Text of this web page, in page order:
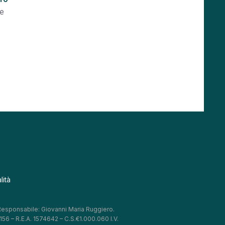
Giovanni Maria Ruggiero.
– R.E.A. 1574642 – C.S.€1.000.060 I.V.